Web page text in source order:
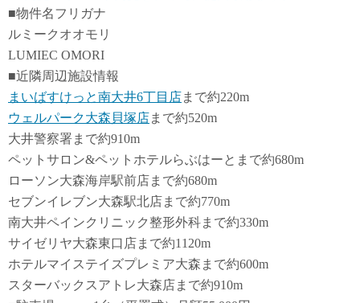
■物件名フリガナ
ルミークオオモリ
LUMIEC OMORI
■近隣周辺施設情報
まいばすけっと南大井6丁目店まで約220m
ウェルパーク大森貝塚店まで約520m
大井警察署まで約910m
ペットサロン&ペットホテルらぶはーとまで約680m
ローソン大森海岸駅前店まで約680m
セブンイレブン大森駅北店まで約770m
南大井ペインクリニック整形外科まで約330m
サイゼリヤ大森東口店まで約1120m
ホテルマイステイズプレミア大森まで約600m
スターバックスアトレ大森店まで約910m